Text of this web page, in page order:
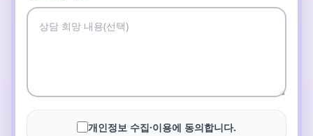
개인정보 수집·이용에 동의합니다.